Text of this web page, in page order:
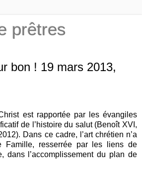
prêtres
bon ! 19 mars 2013,
est rapportée par les évangiles
de l’histoire du salut (Benoît XVI,
Dans ce cadre, l’art chrétien n’a
Famille, resserrée par les liens de
dans l’accomplissement du plan de